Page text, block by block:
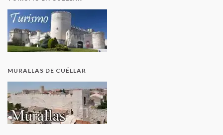
MURALLAS DE CUÉLLAR